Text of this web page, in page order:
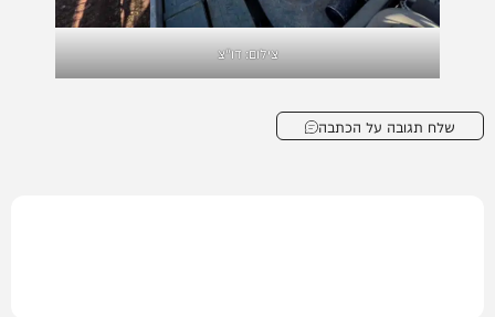
צילום: דו"צ
שלח תגובה על הכתבה